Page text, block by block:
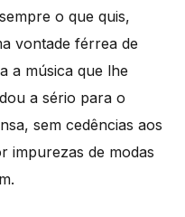
o que quis,
vontade férrea de
a música que lhe
a sério para o
sem cedências aos
impurezas de modas